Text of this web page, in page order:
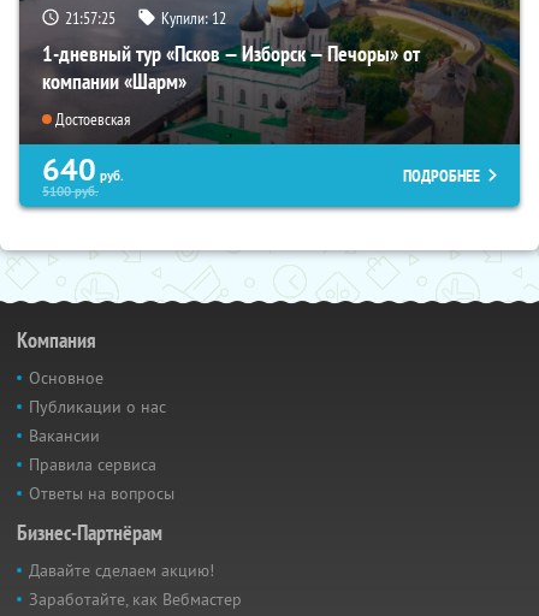
21:57:24 Купили:12
1-дневный тур «Псков — Изборск — Печоры» от
компании «Шарм»
Достоевская
640 руб.
5100руб.
ПОДРОБНЕЕ
Компания
Основное
Публикации о нас
Вакансии
Правила сервиса
Ответы на вопросы
Бизнес-Партнёрам
Давайте сделаем акцию!
Заработайте, как Вебмастер